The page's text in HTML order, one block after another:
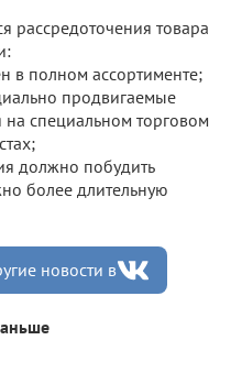
рассредоточения товара
в полном ассортименте;
продвигаемые
специальном торговом
должно побудить
более длительную
новости в